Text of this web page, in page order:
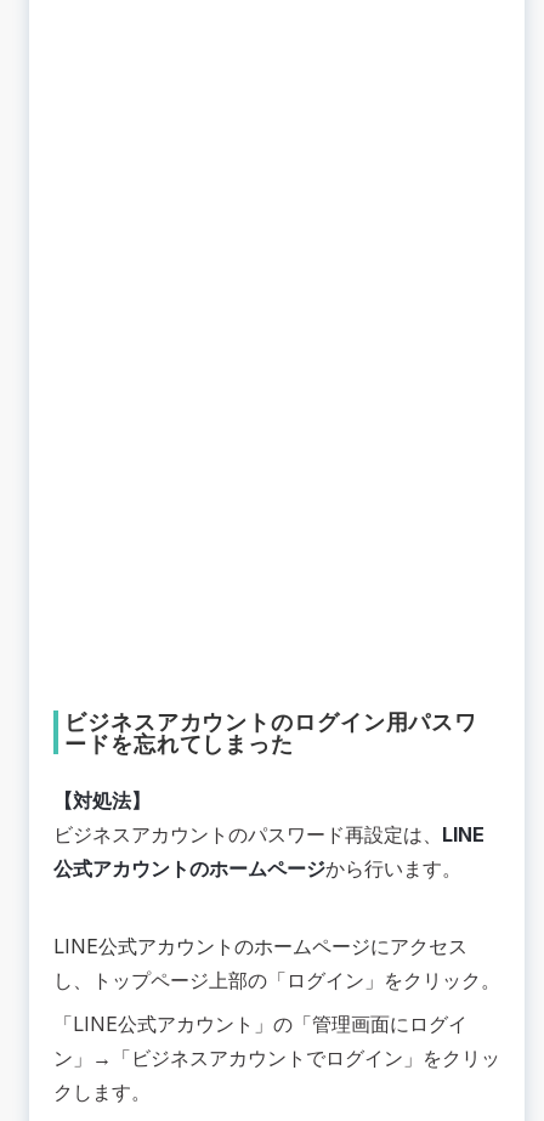
ビジネスアカウントのログイン用パスワ
ードを忘れてしまった
【対処法】
ビジネスアカウントのパスワード再設定は、 LINE
公式アカウントのホームページから行います。
LINE公式アカウントのホームページにアクセス
し、トップページ上部の「ログイン」をクリック。
「LINE公式アカウント」の「管理画面にログイ
ン」→「ビジネスアカウントでログイン」をクリッ
クします。